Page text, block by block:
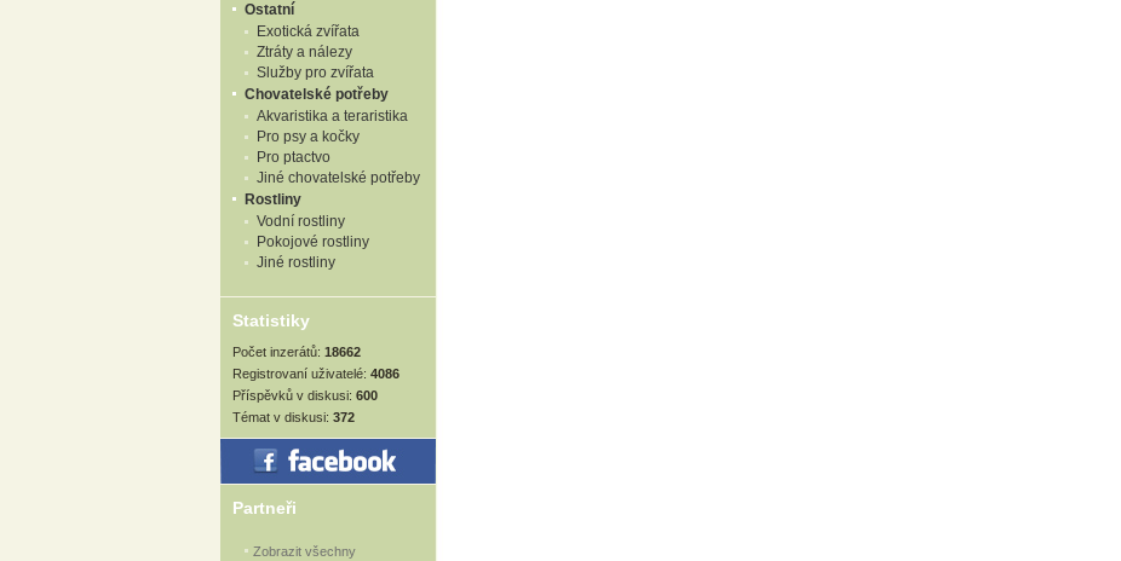
Ostatní
Exotická zvířata
Ztráty a nálezy
Služby pro zvířata
Chovatelské potřeby
Akvaristika a teraristika
Pro psy a kočky
Pro ptactvo
Jiné chovatelské potřeby
Rostliny
Vodní rostliny
Pokojové rostliny
Jiné rostliny
Statistiky
Počet inzerátů: 18662
Registrovaní uživatelé: 4086
Příspěvků v diskusi: 600
Témat v diskusi: 372
Partneři
Zobrazit všechny